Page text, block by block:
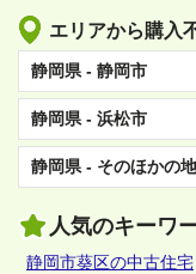
エリアから購入
静岡県 - 静岡市
静岡県 - 浜松市
静岡県 - そのほかの
人気のキーワ
静岡市葵区の中古住宅